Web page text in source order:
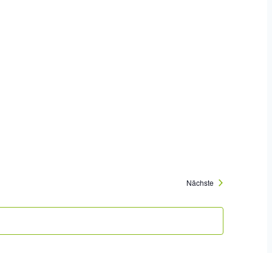
Nächste Veranstaltungen